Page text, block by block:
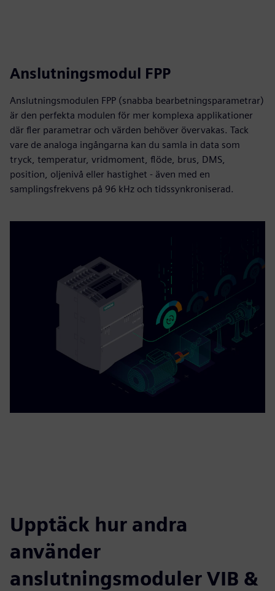
Anslutningsmodul FPP
Anslutningsmodulen FPP (snabba bearbetningsparametrar)
är den perfekta modulen för mer komplexa applikationer
där fler parametrar och värden behöver övervakas. Tack
vare de analoga ingångarna kan du samla in data som
tryck, temperatur, vridmoment, flöde, brus, DMS,
position, oljenivå eller hastighet - även med en
samplingsfrekvens på 96 kHz och tidssynkroniserad.
Upptäck hur andra
använder
anslutningsmoduler VIB &